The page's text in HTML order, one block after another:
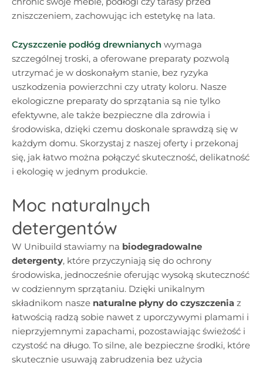
zniszczeniem, zachowując ich estetykę na lata.
Czyszczenie podłóg drewnianych wymaga
szczególnej troski, a oferowane preparaty pozwolą
utrzymać je w doskonałym stanie, bez ryzyka
uszkodzenia powierzchni czy utraty koloru. Nasze
ekologiczne preparaty do sprzątania są nie tylko
efektywne, ale także bezpieczne dla zdrowia i
środowiska, dzięki czemu doskonale sprawdzą się w
każdym domu. Skorzystaj z naszej oferty i przekonaj
się, jak łatwo można połączyć skuteczność, delikatność
i ekologię w jednym produkcie.
Moc naturalnych
detergentów
W Unibuild stawiamy na biodegradowalne
detergenty, które przyczyniają się do ochrony
środowiska, jednocześnie oferując wysoką skuteczność
w codziennym sprzątaniu. Dzięki unikalnym
składnikom nasze naturalne płyny do czyszczenia z
łatwością radzą sobie nawet z uporczywymi plamami i
nieprzyjemnymi zapachami, pozostawiając świeżość i
czystość na długo. To silne, ale bezpieczne środki, które
skutecznie usuwają zabrudzenia bez użycia